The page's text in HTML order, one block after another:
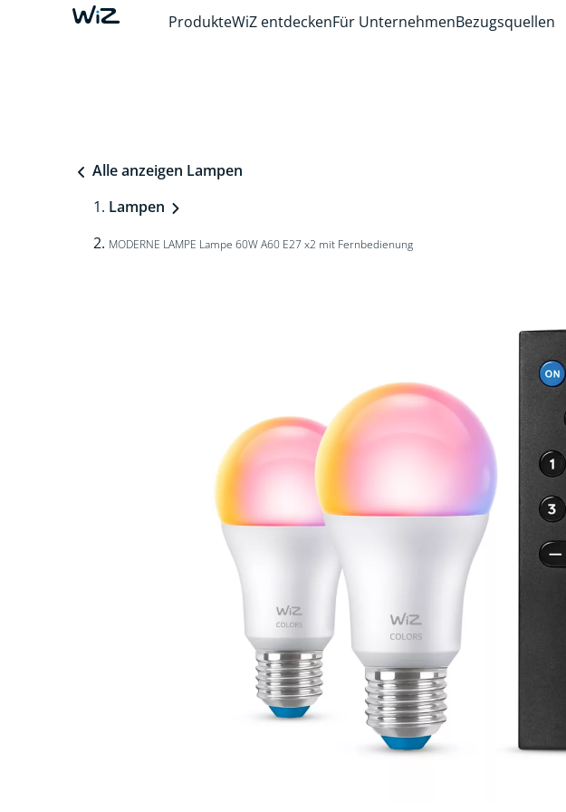
ProdukteWiZ entdeckenFür UnternehmenBezugsquellen
Alle anzeigen Lampen
Lampen
MODERNE LAMPE Lampe 60W A60 E27 x2 mit Fernbedienung